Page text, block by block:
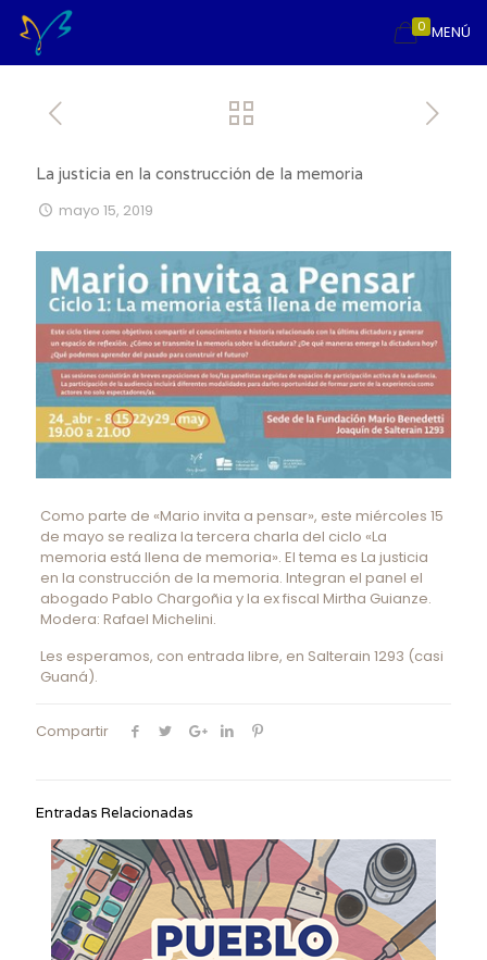
MENÚ
0
La justicia en la construcción de la memoria
mayo 15, 2019
Como parte de «Mario invita a pensar», este miércoles 15
de mayo se realiza la tercera charla del ciclo «La
memoria está llena de memoria». El tema es La justicia
en la construcción de la memoria. Integran el panel el
abogado Pablo Chargoñia y la ex fiscal Mirtha Guianze.
Modera: Rafael Michelini.
Les esperamos, con entrada libre, en Salterain 1293 (casi
Guaná).
Compartir
Entradas Relacionadas